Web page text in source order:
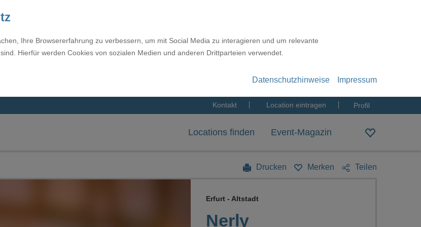
Ihre Browsererfahrung zu verbessern, um mit Social Media zu interagieren und um relevante
Hierfür werden Cookies von sozialen Medien und anderen Drittparteien verwendet.
Datenschutzhinweise Impressum
Kontakt Location eintragen Profil
Locations finden Event-Magazin
Drucken Merken Teilen
Nerly
Erfurt - Altstadt